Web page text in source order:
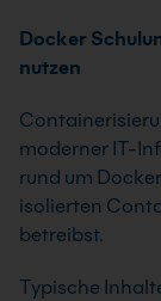
Docker
nutzen
moderner IT-
rund um Docker
isolierten
betreibst.
Typische